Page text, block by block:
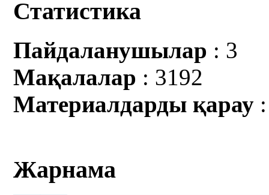
Статистика
Пайдаланушылар : 3
Мақалалар : 3192
Материалдарды қарау
Жарнама